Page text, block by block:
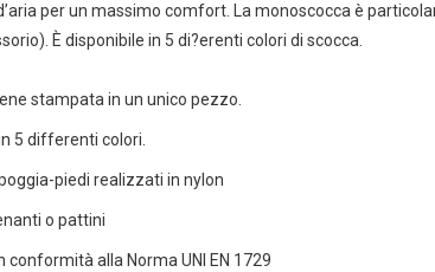
per un massimo comfort. La monoscocca è
È disponibile in 5 di?erenti colori di scocca.
stampata in un unico pezzo.
5 differenti colori.
piedi realizzati in nylon
o pattini
alla Norma UNI EN 1729